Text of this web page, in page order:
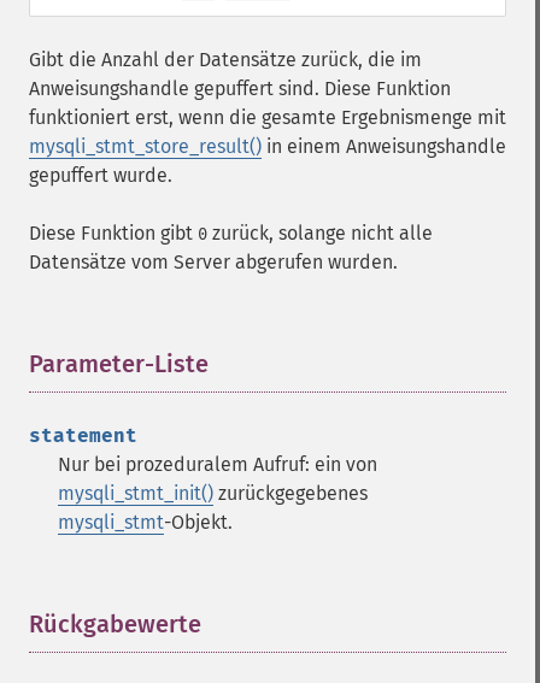
Gibt die Anzahl der Datensätze zurück, die im
Anweisungshandle gepuffert sind. Diese Funktion
funktioniert erst, wenn die gesamte Ergebnismenge mit
mysqli_stmt_store_result() in einem Anweisungshandle
gepuffert wurde.
Diese Funktion gibt 0 zurück, solange nicht alle
Datensätze vom Server abgerufen wurden.
Parameter-Liste
statement
Nur bei prozeduralem Aufruf: ein von
mysqli_stmt_init() zurückgegebenes
mysqli_stmt-Objekt.
Rückgabewerte